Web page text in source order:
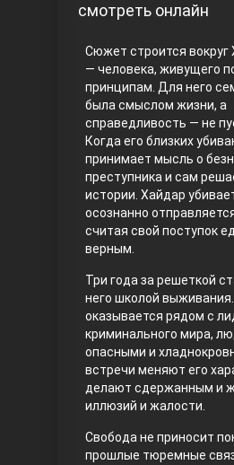
Правосyдие
Любовь напрокат
смотреть онлайн
Сюжет строится вокруг
— человека, живущего
принципам. Для него
была смыслом жизни, а
справедливость — не
Когда его близких
принимает мысль о
преступника и сам
истории. Хайдар
осознанно
считая свой поступок
верным.
Три года за решеткой
него школой
оказывается рядом с
криминального мира,
опасными и
встречи меняют его
делают сдержанным и
иллюзий и жалости.
Свобода не приносит
прошлые тюремные